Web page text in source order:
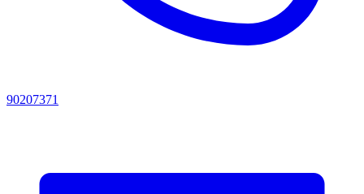
90207371